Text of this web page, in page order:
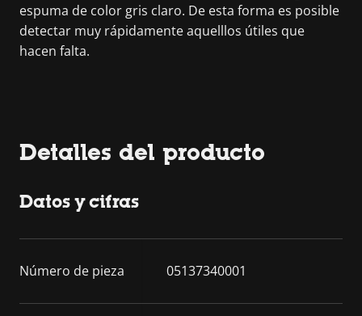
espuma de color gris claro. De esta forma es posible
detectar muy rápidamente aquelllos útiles que
hacen falta.
Detalles del producto
Datos y cifras
Número de pieza 05137340001